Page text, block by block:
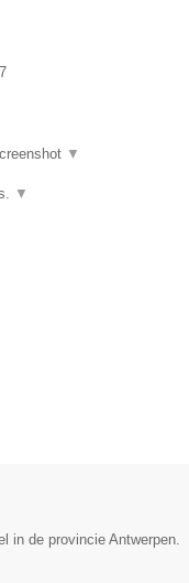
▼
▼
in de provincie Antwerpen.